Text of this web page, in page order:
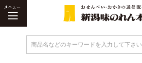
商品名などのキーワードを入力して下さい